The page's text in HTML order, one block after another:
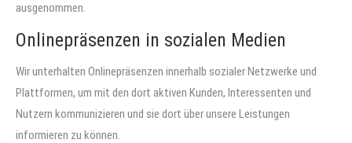
ausgenommen.
Onlinepräsenzen in sozialen Medien
Wir unterhalten Onlinepräsenzen innerhalb sozialer Netzwerke und
Plattformen, um mit den dort aktiven Kunden, Interessenten und
Nutzern kommunizieren und sie dort über unsere Leistungen
informieren zu können.